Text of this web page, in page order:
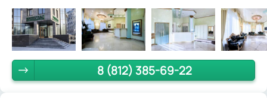
8 (812) 385-69-22